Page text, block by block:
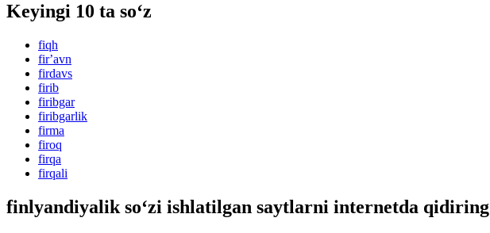
Keyingi 10 ta so‘z
fiqh
firʼavn
firdavs
firib
firibgar
firibgarlik
firma
firoq
firqa
firqali
finlyandiyalik so‘zi ishlatilgan saytlarni internetda qidiring